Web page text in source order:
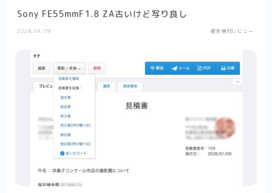
Sony FE55mmF1.8 ZA古いけど写り良し
2026.04.09 撮影機材レビュー